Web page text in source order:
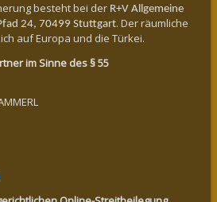
besteht bei der R+V Allgemeine
24, 70499 Stuttgart. Der räumliche
auf Europa und die Türkei.
im Sinne des § 55